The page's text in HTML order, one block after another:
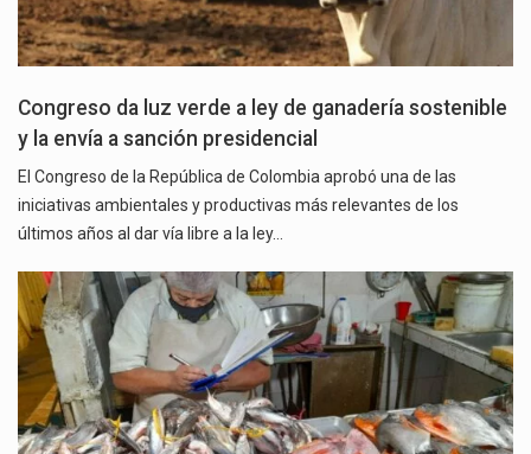
Congreso da luz verde a ley de ganadería sostenible
y la envía a sanción presidencial
El Congreso de la República de Colombia aprobó una de las
iniciativas ambientales y productivas más relevantes de los
últimos años al dar vía libre a la ley…